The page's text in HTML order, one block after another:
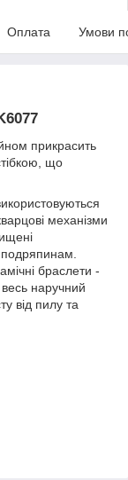
Оплата Умови
прикрасить
що
механізми
браслети -
весь наручний
від пилу та